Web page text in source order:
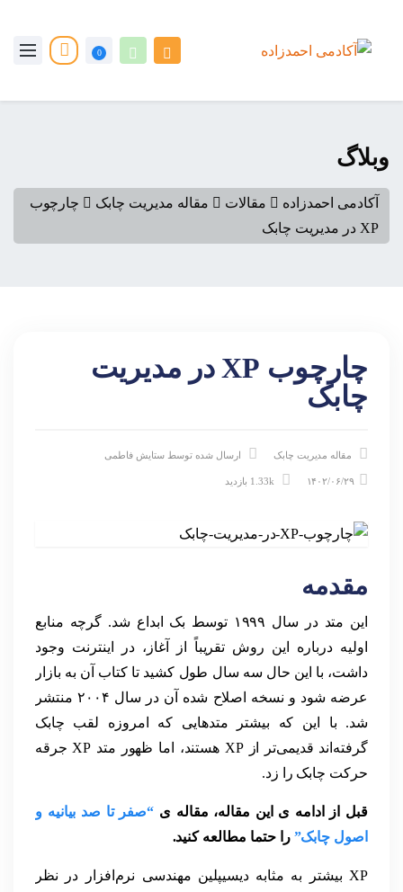
0
وبلاگ
آکادمی احمدزاده مقالات مقاله مدیریت چابک
چارچوب
XP در مدیریت چابک
چارچوب XP در مدیریت
چابک
مقاله مدیریت چابک ارسال شده توسطستایش فاطمی
۱۴۰۲/۰۶/۲۹
مقدمه
این متد در سال ۱۹۹۹ توسط بک ابداع شد. گرچه منابع
اولیه درباره این روش تقریباً از آغاز، در اینترنت وجود
داشت، با این حال سه سال طول کشید تا کتاب آن به بازار
عرضه شود و نسخه اصلاح شده آن در سال ۲۰۰۴ منتشر
شد. با این که بیشتر متدهایی که امروزه لقب چابک
گرفته‌اند قدیمی‌تر از XP هستند، اما ظهور متد XP جرقه
حرکت چابک را زد.
قبل از ادامه ی این مقاله، مقاله ی “صفر تا صد بیانیه و
اصول چابک” را حتما مطالعه کنید.
XP بیشتر به مثابه دیسیپلین مهندسی نرم‌افزار در نظر